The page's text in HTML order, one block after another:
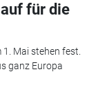
für die
Mai stehen fest.
ganz Europa